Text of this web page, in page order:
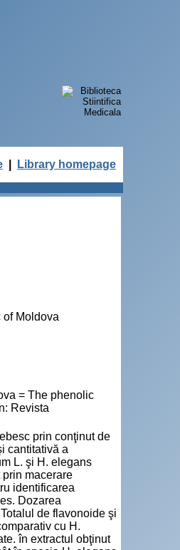
Library homepage
Moldova
= The phenolic
Revista
prin conţinut de
cantitativă a
L. şi H. elegans
macerare
identificarea
Dozarea
de flavonoide şi
cu H.
în extractul obţinut